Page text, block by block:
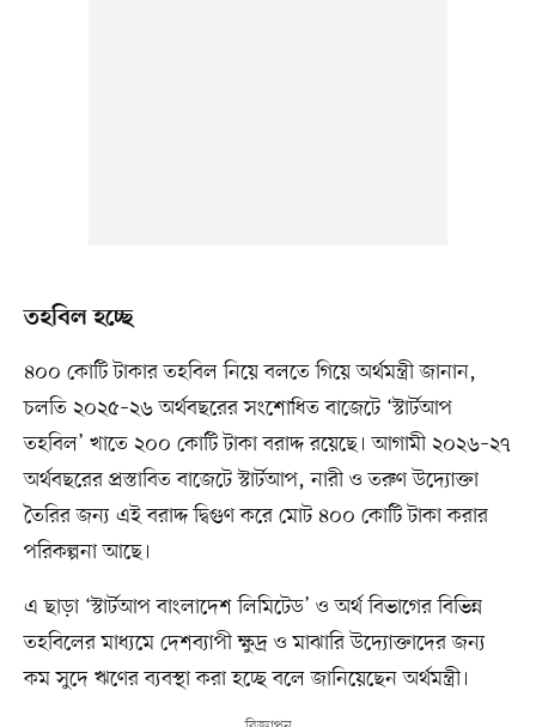
তহবিল হচ্ছে
৪০০ কোটি টাকার তহবিল নিয়ে বলতে গিয়ে অর্থমন্ত্রী জানান,
চলতি ২০২৫–২৬ অর্থবছরের সংশোধিত বাজেটে ‘স্টার্টআপ
তহবিল’ খাতে ২০০ কোটি টাকা বরাদ্দ রয়েছে। আগামী ২০২৬–২৭
অর্থবছরের প্রস্তাবিত বাজেটে স্টার্টআপ, নারী ও তরুণ উদ্যোক্তা
তৈরির জন্য এই বরাদ্দ দ্বিগুণ করে মোট ৪০০ কোটি টাকা করার
পরিকল্পনা আছে।
এ ছাড়া ‘স্টার্টআপ বাংলাদেশ লিমিটেড’ ও অর্থ বিভাগের বিভিন্ন
তহবিলের মাধ্যমে দেশব্যাপী ক্ষুদ্র ও মাঝারি উদ্যোক্তাদের জন্য
কম সুদে ঋণের ব্যবস্থা করা হচ্ছে বলে জানিয়েছেন অর্থমন্ত্রী।